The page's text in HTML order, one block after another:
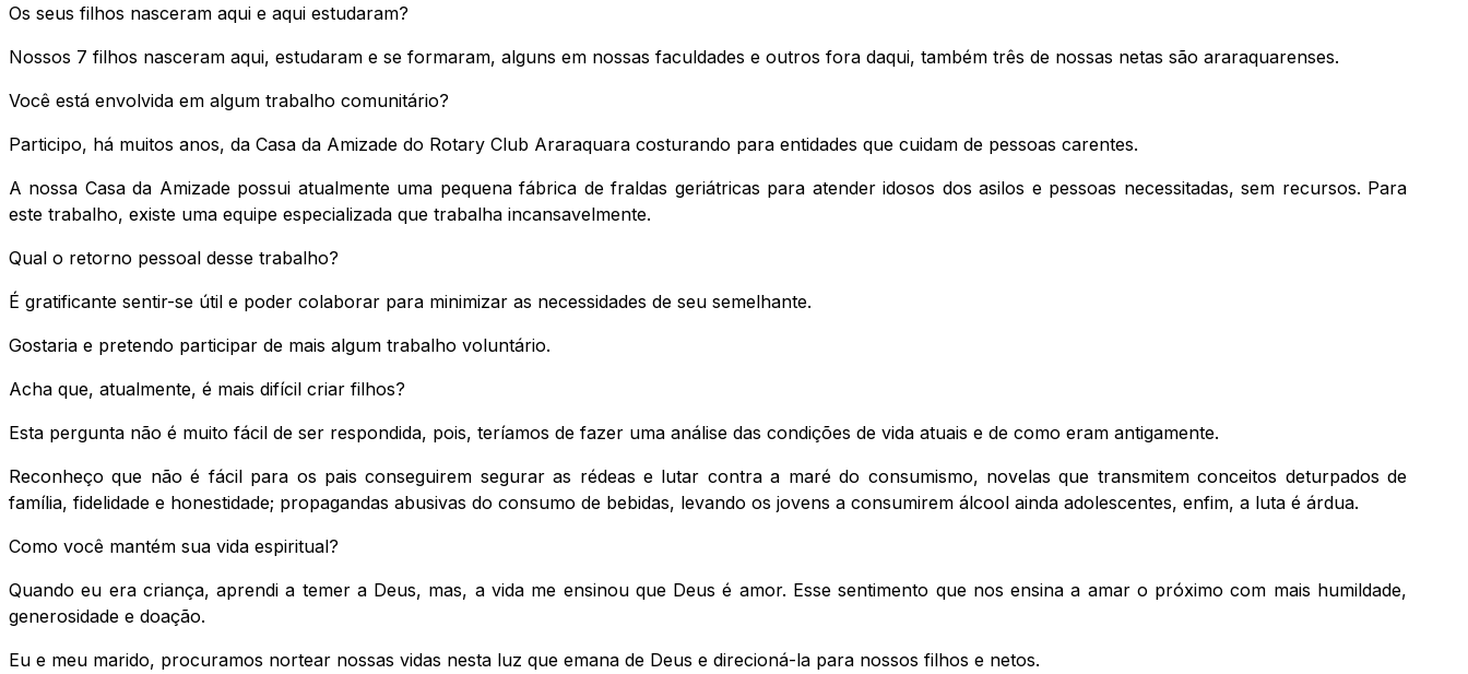
Os seus filhos nasceram aqui e aqui estudaram?
Nossos 7 filhos nasceram aqui, estudaram e se formaram, alguns em nossas faculdades e outros fora daqui, também três de nossas netas são araraquarenses.
Você está envolvida em algum trabalho comunitário?
Participo, há muitos anos, da Casa da Amizade do Rotary Club Araraquara costurando para entidades que cuidam de pessoas carentes.
A nossa Casa da Amizade possui atualmente uma pequena fábrica de fraldas geriátricas para atender idosos dos asilos e pessoas necessitadas, sem recursos. Para
este trabalho, existe uma equipe especializada que trabalha incansavelmente.
Qual o retorno pessoal desse trabalho?
É gratificante sentir-se útil e poder colaborar para minimizar as necessidades de seu semelhante.
Gostaria e pretendo participar de mais algum trabalho voluntário.
Acha que, atualmente, é mais difícil criar filhos?
Esta pergunta não é muito fácil de ser respondida, pois, teríamos de fazer uma análise das condições de vida atuais e de como eram antigamente.
Reconheço que não é fácil para os pais conseguirem segurar as rédeas e lutar contra a maré do consumismo, novelas que transmitem conceitos deturpados de
família, fidelidade e honestidade; propagandas abusivas do consumo de bebidas, levando os jovens a consumirem álcool ainda adolescentes, enfim, a luta é árdua.
Como você mantém sua vida espiritual?
Quando eu era criança, aprendi a temer a Deus, mas, a vida me ensinou que Deus é amor. Esse sentimento que nos ensina a amar o próximo com mais humildade,
generosidade e doação.
Eu e meu marido, procuramos nortear nossas vidas nesta luz que emana de Deus e direcioná-la para nossos filhos e netos.